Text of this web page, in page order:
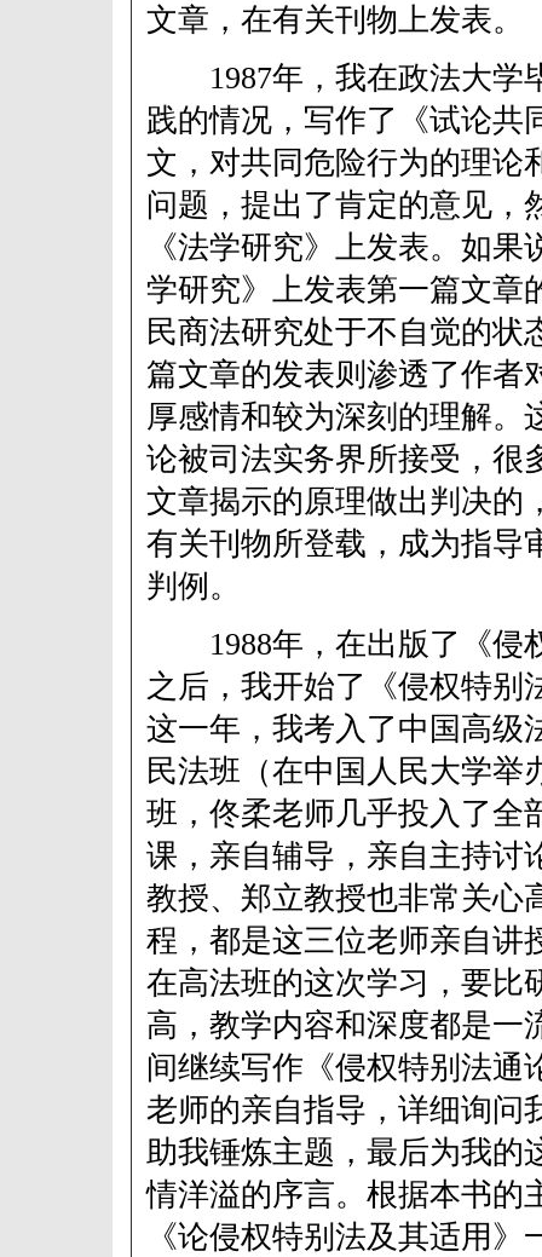
文章，在有关刊物上发表。
1987年，我在政法大学
践的情况，写作了《试论共
文，对共同危险行为的理论
问题，提出了肯定的意见，
《法学研究》上发表。如果
学研究》上发表第一篇文章
民商法研究处于不自觉的状
篇文章的发表则渗透了作者
厚感情和较为深刻的理解。
论被司法实务界所接受，很
文章揭示的原理做出判决的
有关刊物所登载，成为指导
判例。
1988年，在出版了《侵
之后，我开始了《侵权特别
这一年，我考入了中国高级
民法班（在中国人民大学举
班，佟柔老师几乎投入了全
课，亲自辅导，亲自主持讨
教授、郑立教授也非常关心
程，都是这三位老师亲自讲
在高法班的这次学习，要比
高，教学内容和深度都是一
间继续写作《侵权特别法通
老师的亲自指导，详细询问
助我锤炼主题，最后为我的
情洋溢的序言。根据本书的
《论侵权特别法及其适用